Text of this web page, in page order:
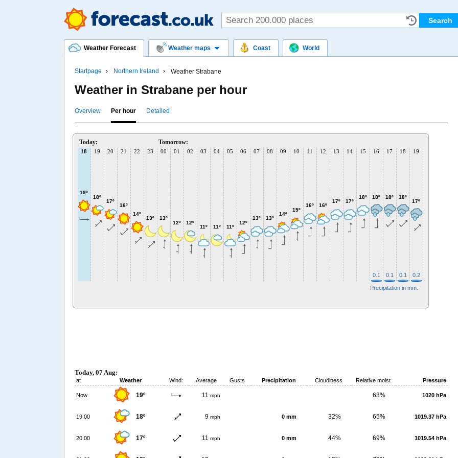
Weather Forecast Weather maps Coast World
Startpage Northern Ireland Weather Strabane
Weather in Strabane per hour
Overview Per hour Detailed
Today:
18
19º
19
18º
20
17º
21
16º
22
14º
23
13º
Tomorrow:
00
13º
01
12º
02
12º
03
11º
04
11º
05
11º
06
12º
07
13º
08
13º
09
14º
10
15º
11
16º
12
16º
13
17º
14
17º
15
18º
16
18º
Precipitation in mm.
0.1
17
18º
0.1
18
18º
0.1
19
17º
0.2
Today, 07 Aug:
at Weather Wind: Average Gusts Precipitation Cloudiness Relative moist Pressure
Now 19º 11 mph 63% 1020 hPa
19:00 18º 9 mph 0 mm 32% 65% 1019.37 hPa
20:00 17º 11 mph 0 mm 44% 69% 1019.54 hPa